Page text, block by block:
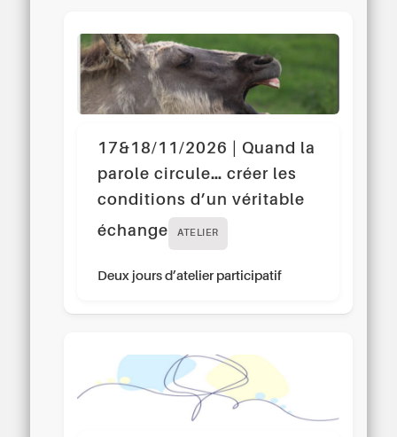
17&18/11/2026 | Quand la
parole circule… créer les
conditions d’un véritable
échange
ATELIER
Deux jours d’atelier participatif